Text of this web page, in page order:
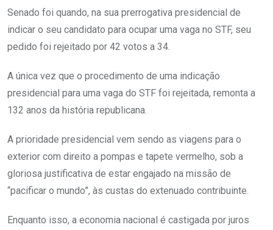
Senado foi quando, na sua prerrogativa presidencial de
indicar o seu candidato para ocupar uma vaga no STF, seu
pedido foi rejeitado por 42 votos a 34.
A única vez que o procedimento de uma indicação
presidencial para uma vaga do STF foi rejeitada, remonta a
132 anos da história republicana.
A prioridade presidencial vem sendo as viagens para o
exterior com direito a pompas e tapete vermelho, sob a
gloriosa justificativa de estar engajado na missão de
“pacificar o mundo”, às custas do extenuado contribuinte.
Enquanto isso, a economia nacional é castigada por juros